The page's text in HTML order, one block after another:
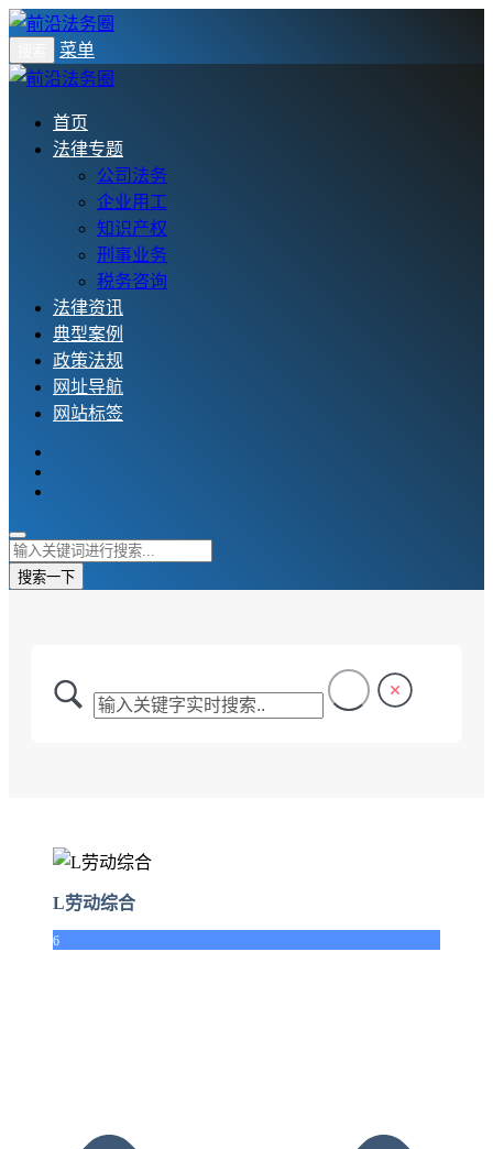
菜单
首页
法律专题
公司法务
企业用工
知识产权
刑事业务
税务咨询
法律资讯
典型案例
政策法规
网址导航
网站标签
搜索一下
L劳动综合
6